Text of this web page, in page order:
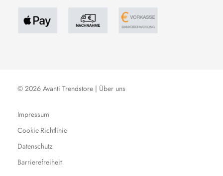
© 2026 Avanti Trendstore | Über uns
Impressum
Cookie-Richtlinie
Datenschutz
Barrierefreiheit